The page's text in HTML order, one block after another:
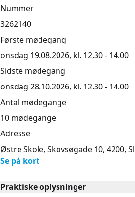
Nummer
3262140
Første mødegang
onsdag 19.08.2026, kl. 12.30 - 14.00
Sidste mødegang
onsdag 28.10.2026, kl. 12.30 - 14.00
Antal mødegange
10 mødegange
Adresse
Østre Skole, Skovsøgade 10, 4200,
Se på kort
Praktiske oplysninger